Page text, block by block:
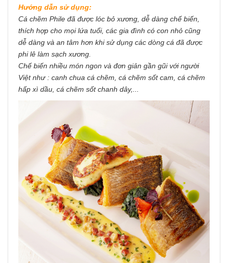
Hướng dẫn sử dụng:
Cá chẽm Phile đã được lóc bỏ xương, dễ dàng chế biến,
thích hợp cho mọi lứa tuổi, các gia đình có con nhỏ cũng
dễ dàng và an tâm hơn khi sử dụng các dòng cá đã được
phi lê làm sạch xương.
Chế biến nhiều món ngon và đơn giản gần gũi với người
Việt như : canh chua cá chẽm, cá chẽm sốt cam, cá chẽm
hấp xì dầu, cá chẽm sốt chanh dây,...